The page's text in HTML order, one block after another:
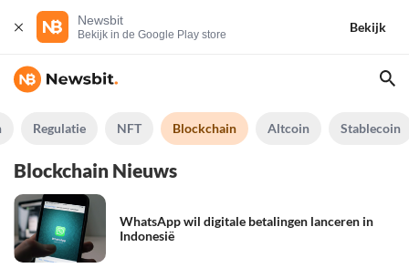
Newsbit
Bekijk in de Google Play store
Bekijk
Regulatie NFT Blockchain Altcoin Stablecoin
Blockchain Nieuws
WhatsApp wil digitale betalingen lanceren in
Indonesië